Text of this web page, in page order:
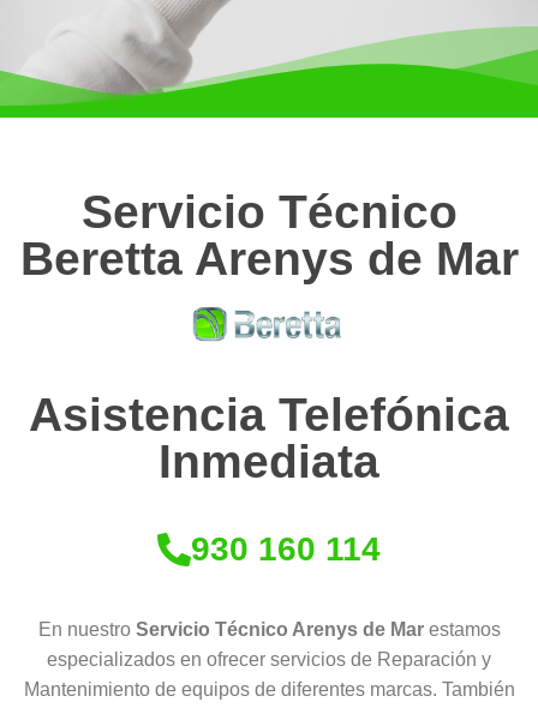
Servicio Técnico
Beretta Arenys de Mar
Asistencia Telefónica
Inmediata
930 160 114
En nuestro Servicio Técnico Arenys de Mar estamos
especializados en ofrecer servicios de Reparación y
Mantenimiento de equipos de diferentes marcas. También